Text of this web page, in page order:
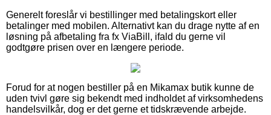
Generelt foreslår vi bestillinger med betalingskort eller
betalinger med mobilen. Alternativt kan du drage nytte af en
løsning på afbetaling fra fx ViaBill, ifald du gerne vil
godtgøre prisen over en længere periode.
Forud for at nogen bestiller på en Mikamax butik kunne de
uden tvivl gøre sig bekendt med indholdet af virksomhedens
handelsvilkår, dog er det gerne et tidskrævende arbejde.